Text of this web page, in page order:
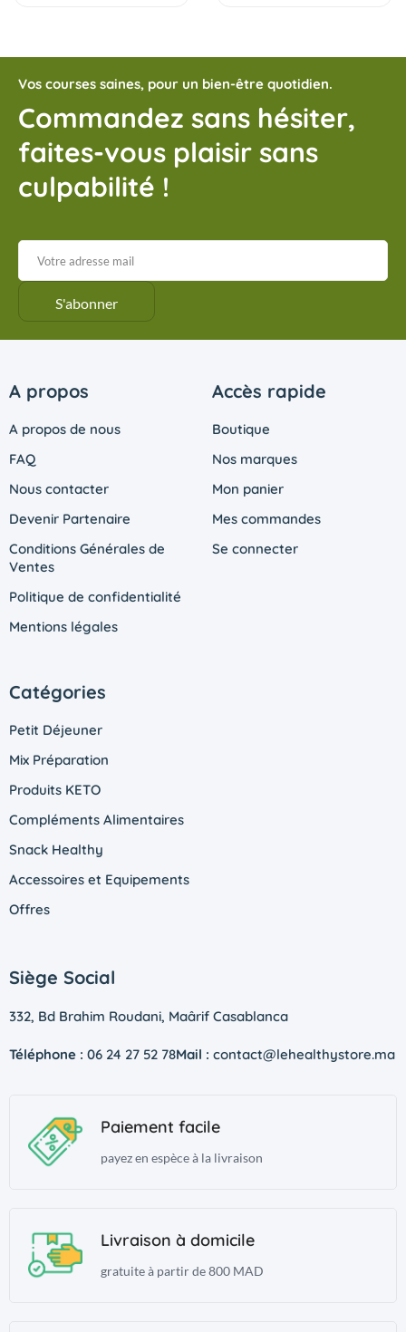
Vos courses saines, pour un bien-être quotidien.
Commandez sans hésiter,
faites-vous plaisir sans
culpabilité !
A propos
A propos de nous
FAQ
Nous contacter
Devenir Partenaire
Conditions Générales de
Ventes
Politique de confidentialité
Mentions légales
Accès rapide
Boutique
Nos marques
Mon panier
Mes commandes
Se connecter
Catégories
Petit Déjeuner
Mix Préparation
Produits KETO
Compléments Alimentaires
Snack Healthy
Accessoires et Equipements
Offres
Siège Social
332, Bd Brahim Roudani, Maârif Casablanca
Téléphone : 06 24 27 52 78Mail : contact@lehealthystore.ma
Paiement facile
payez en espèce à la livraison
Livraison à domicile
gratuite à partir de 800 MAD